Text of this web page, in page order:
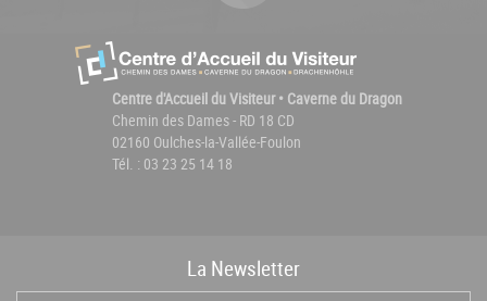
Centre d'Accueil du Visiteur • Caverne du Dragon
Chemin des Dames - RD 18 CD
02160 Oulches-la-Vallée-Foulon
Tél. : 03 23 25 14 18
La Newsletter